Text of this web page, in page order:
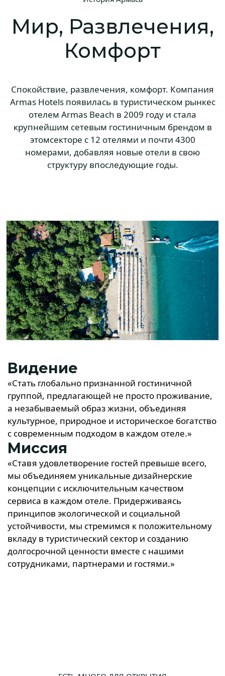
Мир, Развлечения,
Комфорт
Спокойствие, развлечения, комфорт. Компания
Armas Hotels появилась в туристическом рынкес
отелем Armas Beach в 2009 году и стала
крупнейшим сетевым гостиничным брендом в
этомсекторе с 12 отелями и почти 4300
номерами, добавляя новые отели в свою
структуру впоследующие годы.
Видение
«Стать глобально признанной гостиничной
группой, предлагающей не просто проживание,
а незабываемый образ жизни, объединяя
культурное, природное и историческое богатство
с современным подходом в каждом отеле.»
Миссия
«Ставя удовлетворение гостей превыше всего,
мы объединяем уникальные дизайнерские
концепции с исключительным качеством
сервиса в каждом отеле. Придерживаясь
принципов экологической и социальной
устойчивости, мы стремимся к положительному
вкладу в туристический сектор и созданию
долгосрочной ценности вместе с нашими
сотрудниками, партнерами и гостями.»